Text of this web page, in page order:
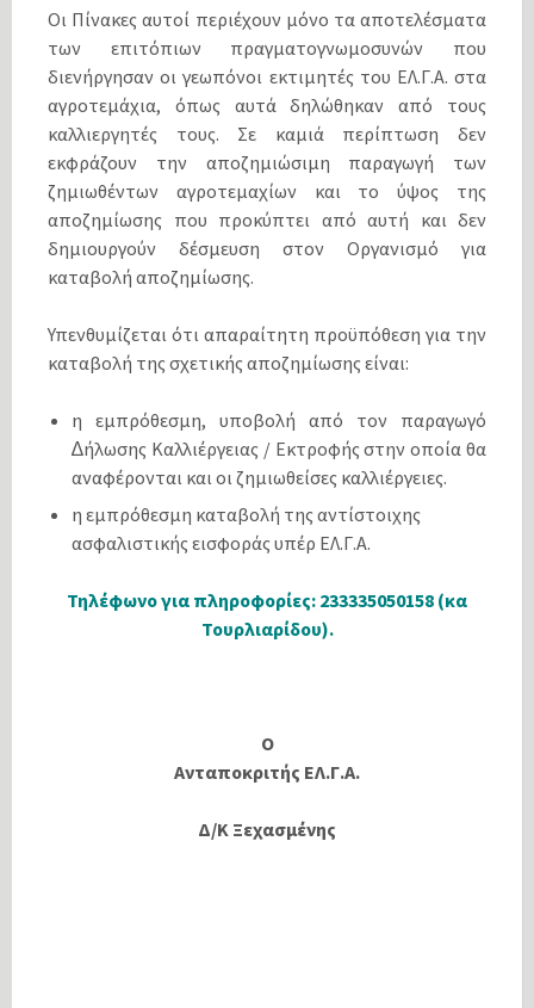
Οι Πίνακες αυτοί περιέχουν µόνο τα αποτελέσµατα
των επιτόπιων πραγµατογνωµοσυνών που
διενήργησαν οι γεωπόνοι εκτιµητές του ΕΛ.Γ.Α. στα
αγροτεµάχια, όπως αυτά δηλώθηκαν από τους
καλλιεργητές τους. Σε καµιά περίπτωση δεν
εκφράζουν την αποζηµιώσιµη παραγωγή των
ζηµιωθέντων αγροτεµαχίων και το ύψος της
αποζηµίωσης που προκύπτει από αυτή και δεν
δηµιουργούν δέσµευση στον Οργανισµό για
καταβολή αποζηµίωσης.
Υπενθυµίζεται ότι απαραίτητη προϋπόθεση για την
καταβολή της σχετικής αποζηµίωσης είναι:
η εµπρόθεσµη, υποβολή από τον παραγωγό
∆ήλωσης Καλλιέργειας / Εκτροφής στην οποία θα
αναφέρονται και οι ζηµιωθείσες καλλιέργειες.
η εµπρόθεσµη καταβολή της αντίστοιχης
ασφαλιστικής εισφοράς υπέρ ΕΛ.Γ.Α.
Τηλέφωνο για πληροφορίες: 233335050158 (κα
Τουρλιαρίδου).
Ο
Ανταποκριτής ΕΛ.Γ.Α.
Δ/Κ Ξεχασμένης